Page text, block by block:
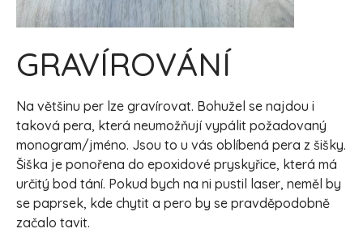
GRAVÍROVÁNÍ
Na většinu per lze gravírovat. Bohužel se najdou i
taková pera, která neumožňují vypálit požadovaný
monogram/jméno. Jsou to u vás oblíbená pera z šišky.
Šiška je ponořena do epoxidové pryskyřice, která má
určitý bod tání. Pokud bych na ni pustil laser, neměl by
se paprsek, kde chytit a pero by se pravděpodobně
začalo tavit.